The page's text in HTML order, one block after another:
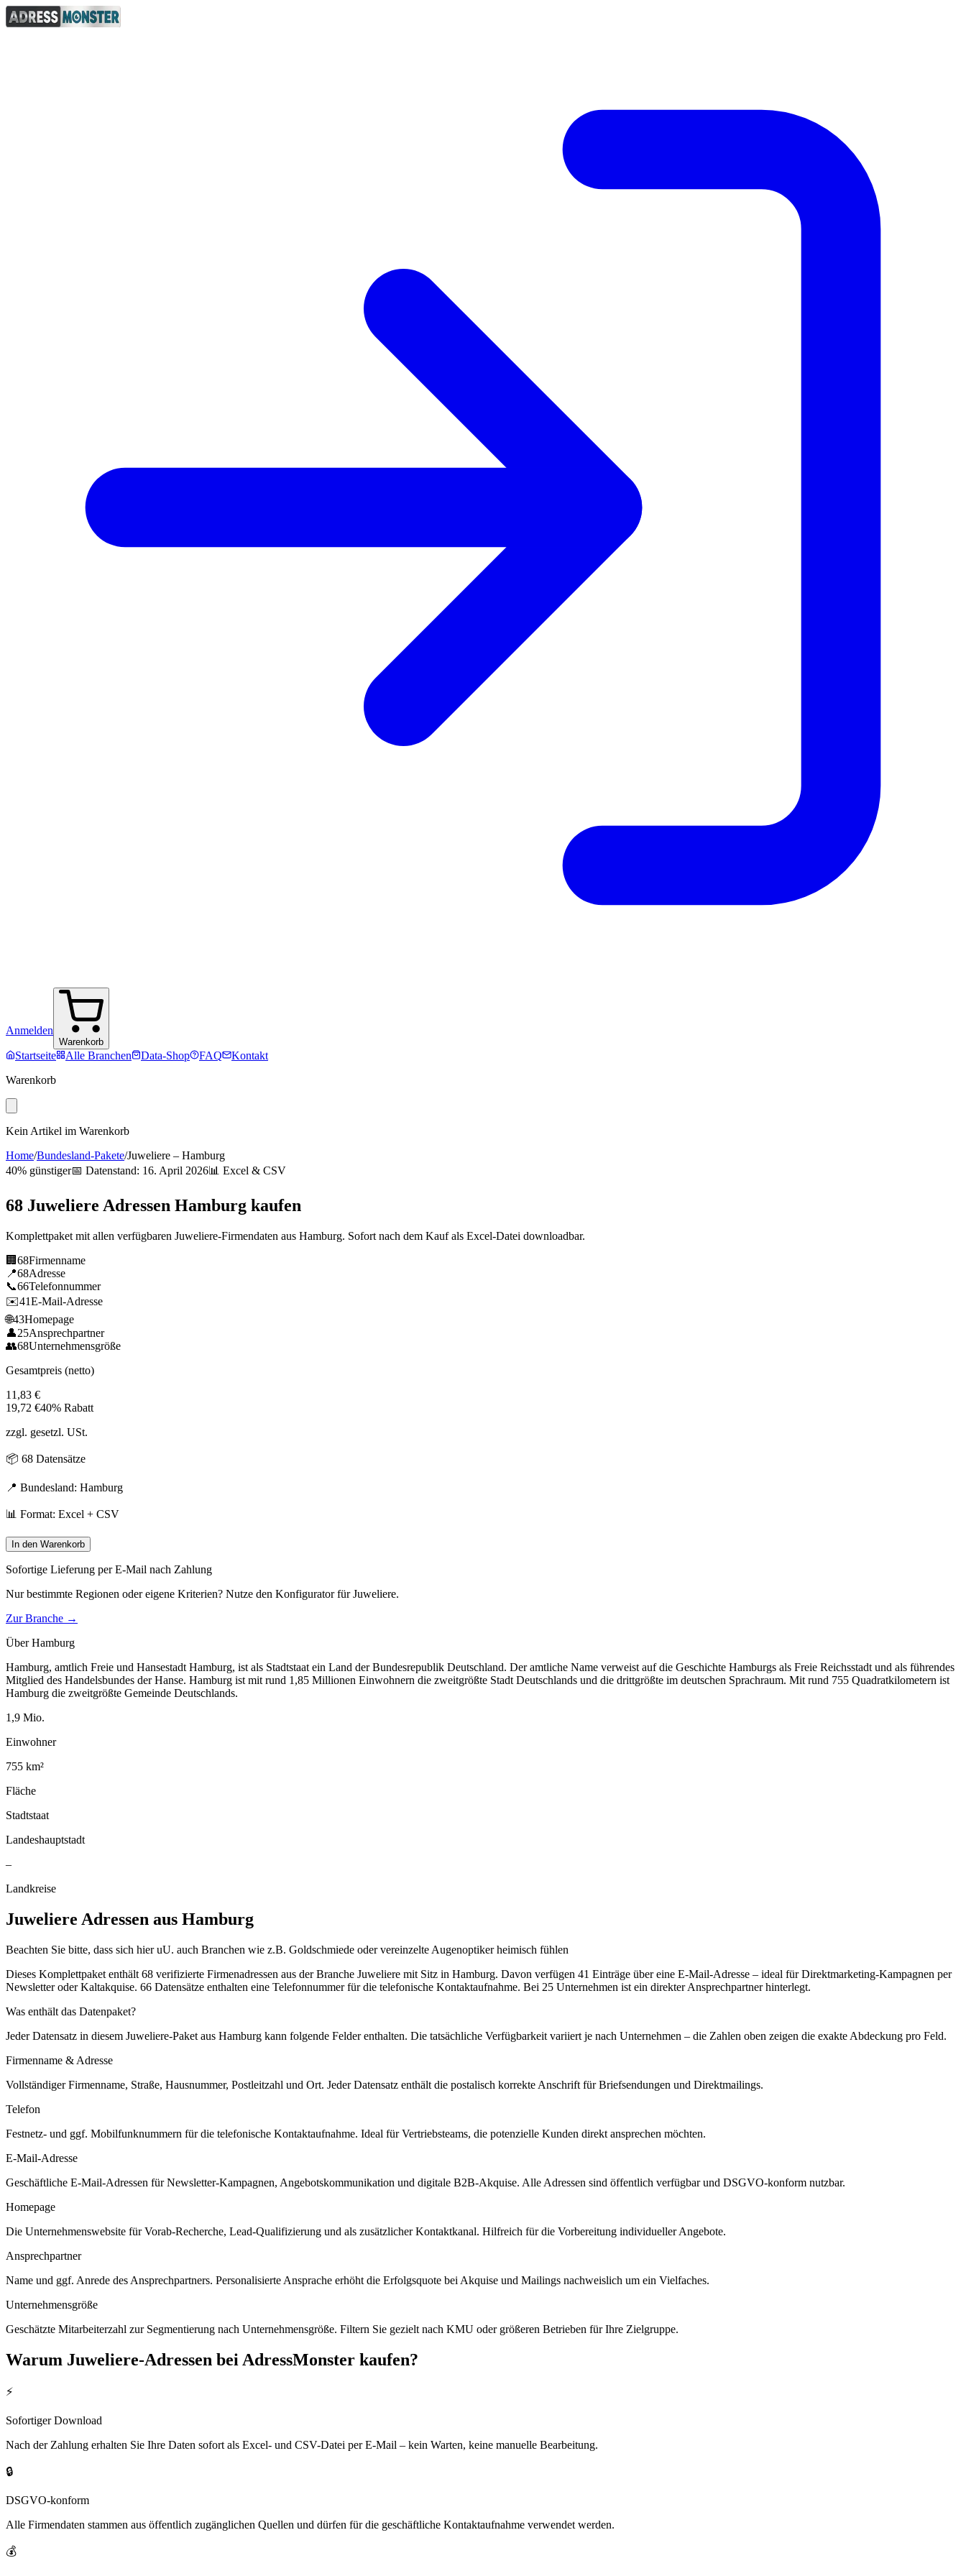
Anmelden
Warenkorb
Startseite Alle Branchen Data-Shop FAQ
Kontakt
Warenkorb
Kein Artikel im Warenkorb
Home/Bundesland-Pakete/Juweliere – Hamburg
40% günstiger📅 Datenstand: 16. April 2026📊 Excel & CSV
68 Juweliere Adressen Hamburg kaufen
Komplettpaket mit allen verfügbaren Juweliere-Firmendaten aus Hamburg. Sofort nach dem Kauf als Excel-Datei downloadbar.
🏢 68Firmenname
📍68Adresse
📞66Telefonnummer
✉️41E-Mail-Adresse
🌐43Homepage
👤25Ansprechpartner
👥68Unternehmensgröße
Gesamtpreis (netto)
11,83 €
19,72 €40% Rabatt
zzgl. gesetzl. USt.
📦 68 Datensätze
📍 Bundesland: Hamburg
📊 Format: Excel + CSV
In den Warenkorb
Sofortige Lieferung per E-Mail nach Zahlung
Nur bestimmte Regionen oder eigene Kriterien? Nutze den Konfigurator fürJuweliere.
Zur Branche →
ÜberHamburg
Hamburg, amtlich Freie und Hansestadt Hamburg, ist als Stadtstaat ein Land der Bundesrepublik Deutschland. Der amtliche Name verweist auf die Geschichte Hamburgs als Freie Reichsstadt und als führendes
Mitglied des Handelsbundes der Hanse. Hamburg ist mit rund 1,85 Millionen Einwohnern die zweitgrößte Stadt Deutschlands und die drittgrößte im deutschen Sprachraum. Mit rund 755 Quadratkilometern ist
Hamburg die zweitgrößte Gemeinde Deutschlands.
1,9 Mio.
Einwohner
755 km²
Fläche
Stadtstaat
Landeshauptstadt
–
Landkreise
Juweliere Adressen aus Hamburg
Beachten Sie bitte, dass sich hier uU. auch Branchen wie z.B. Goldschmiede oder vereinzelte Augenoptiker heimisch fühlen
Dieses Komplettpaket enthält 68 verifizierte Firmenadressen aus der Branche Juweliere mit Sitz in Hamburg. Davon verfügen 41 Einträge über eine E-Mail-Adresse – ideal für Direktmarketing-Kampagnen per
Newsletter oder Kaltakquise. 66 Datensätze enthalten eine Telefonnummer für die telefonische Kontaktaufnahme. Bei 25 Unternehmen ist ein direkter Ansprechpartner hinterlegt.
Was enthält das Datenpaket?
Jeder Datensatz in diesem Juweliere-Paket aus Hamburg kann folgende Felder enthalten. Die tatsächliche Verfügbarkeit variiert je nach Unternehmen – die Zahlen oben zeigen die exakte Abdeckung pro Feld.
Firmenname & Adresse
Vollständiger Firmenname, Straße, Hausnummer, Postleitzahl und Ort. Jeder Datensatz enthält die postalisch korrekte Anschrift für Briefsendungen und Direktmailings.
Telefon
Festnetz- und ggf. Mobilfunknummern für die telefonische Kontaktaufnahme. Ideal für Vertriebsteams, die potenzielle Kunden direkt ansprechen möchten.
E-Mail-Adresse
Geschäftliche E-Mail-Adressen für Newsletter-Kampagnen, Angebotskommunikation und digitale B2B-Akquise. Alle Adressen sind öffentlich verfügbar und DSGVO-konform nutzbar.
Homepage
Die Unternehmenswebsite für Vorab-Recherche, Lead-Qualifizierung und als zusätzlicher Kontaktkanal. Hilfreich für die Vorbereitung individueller Angebote.
Ansprechpartner
Name und ggf. Anrede des Ansprechpartners. Personalisierte Ansprache erhöht die Erfolgsquote bei Akquise und Mailings nachweislich um ein Vielfaches.
Unternehmensgröße
Geschätzte Mitarbeiterzahl zur Segmentierung nach Unternehmensgröße. Filtern Sie gezielt nach KMU oder größeren Betrieben für Ihre Zielgruppe.
Warum Juweliere-Adressen bei AdressMonster kaufen?
⚡
Sofortiger Download
Nach der Zahlung erhalten Sie Ihre Daten sofort als Excel- und CSV-Datei per E-Mail – kein Warten, keine manuelle Bearbeitung.
🔒
DSGVO-konform
Alle Firmendaten stammen aus öffentlich zugänglichen Quellen und dürfen für die geschäftliche Kontaktaufnahme verwendet werden.
💰